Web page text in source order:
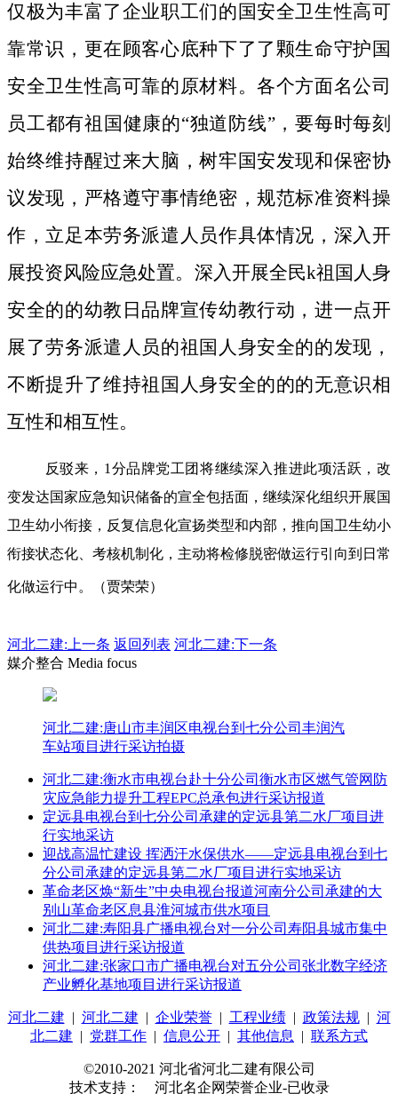
仅极为丰富了企业职工们的国安全卫生性高可
靠常识，更在顾客心底种下了了颗生命守护国
安全卫生性高可靠的原材料。各个方面名公司
员工都有祖国健康的“独道防线”，要每时每刻
始终维持醒过来大脑，树牢国安发现和保密协
议发现，严格遵守事情绝密，规范标准资料操
作，立足本劳务派遣人员作具体情况，深入开
展投资风险应急处置。深入开展全民k祖国人身
安全的的幼教日品牌宣传幼教行动，进一点开
展了劳务派遣人员的祖国人身安全的的发现，
不断提升了维持祖国人身安全的的的无意识相
互性和相互性。
反驳来，1分品牌党工团将继续深入推进此项活跃，改
变发达国家应急知识储备的宣全包括面，继续深化组织开展国
卫生幼小衔接，反复信息化宣扬类型和内部，推向国卫生幼小
衔接状态化、考核机制化，主动将检修脱密做运行引向到日常
化做运行中。（贾荣荣）
河北二建: 上一条 返回列表 河北二建:下一条
媒介整合 Media focus
河北二建:唐山市丰润区电视台到七分公司丰润汽
车站项目进行采访拍摄
河北二建:衡水市电视台赴十分公司衡水市区燃气管网防
灾应急能力提升工程EPC总承包进行采访报道
定远县电视台到七分公司承建的定远县第二水厂项目进
行实地采访
迎战高温忙建设 挥洒汗水保供水——定远县电视台到七
分公司承建的定远县第二水厂项目进行实地采访
革命老区焕“新生”中央电视台报道河南分公司承建的大
别山革命老区息县淮河城市供水项目
河北二建:寿阳县广播电视台对一分公司寿阳县城市集中
供热项目进行采访报道
河北二建:张家口市广播电视台对五分公司张北数字经济
产业孵化基地项目进行采访报道
河北二建 | 河北二建 | 企业荣誉| 工程业绩| 政策法规| 河
北二建 | 党群工作 | 信息公开 | 其他信息 | 联系方式
©2010-2021 河北省河北二建有限公司
技术支持： 河北名企网荣誉企业-已收录